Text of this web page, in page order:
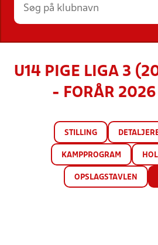
U14 PIGE LIGA 3
- FORÅR
STILLING
KAMPPROGRAM
OPSLAGSTAVLEN